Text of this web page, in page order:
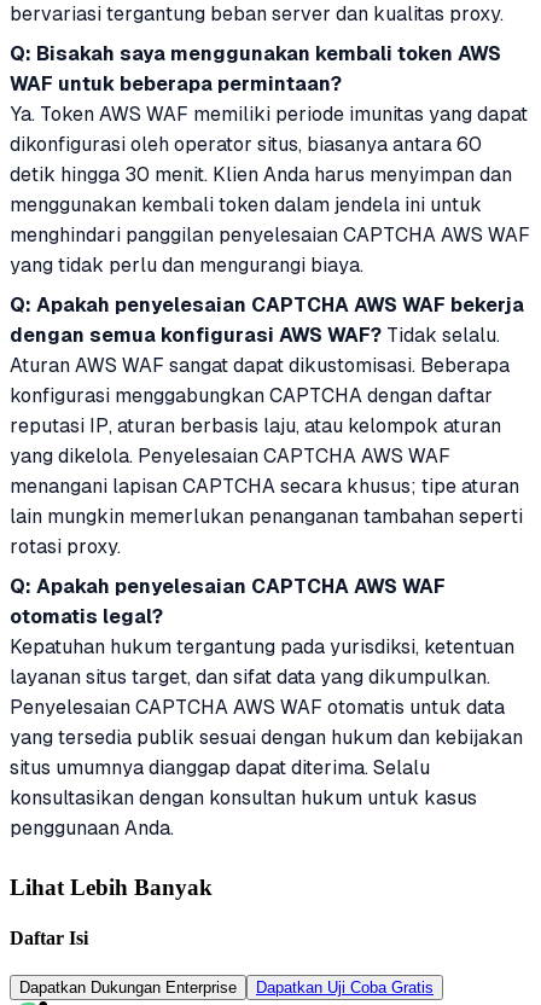
bervariasi tergantung beban server dan kualitas proxy.
Q: Bisakah saya menggunakan kembali token AWS
WAF untuk beberapa permintaan?
Ya. Token AWS WAF memiliki periode imunitas yang dapat
dikonfigurasi oleh operator situs, biasanya antara 60
detik hingga 30 menit. Klien Anda harus menyimpan dan
menggunakan kembali token dalam jendela ini untuk
menghindari panggilan penyelesaian CAPTCHA AWS WAF
yang tidak perlu dan mengurangi biaya.
Q: Apakah penyelesaian CAPTCHA AWS WAF bekerja
dengan semua konfigurasi AWS WAF? Tidak selalu.
Aturan AWS WAF sangat dapat dikustomisasi. Beberapa
konfigurasi menggabungkan CAPTCHA dengan daftar
reputasi IP, aturan berbasis laju, atau kelompok aturan
yang dikelola. Penyelesaian CAPTCHA AWS WAF
menangani lapisan CAPTCHA secara khusus; tipe aturan
lain mungkin memerlukan penanganan tambahan seperti
rotasi proxy.
Q: Apakah penyelesaian CAPTCHA AWS WAF
otomatis legal?
Kepatuhan hukum tergantung pada yurisdiksi, ketentuan
layanan situs target, dan sifat data yang dikumpulkan.
Penyelesaian CAPTCHA AWS WAF otomatis untuk data
yang tersedia publik sesuai dengan hukum dan kebijakan
situs umumnya dianggap dapat diterima. Selalu
konsultasikan dengan konsultan hukum untuk kasus
penggunaan Anda.
Lihat Lebih Banyak
Daftar Isi
Dapatkan Dukungan Enterprise Dapatkan Uji Coba Gratis